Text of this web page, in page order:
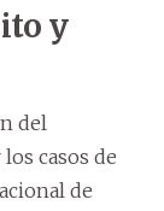
y
del
casos de
de